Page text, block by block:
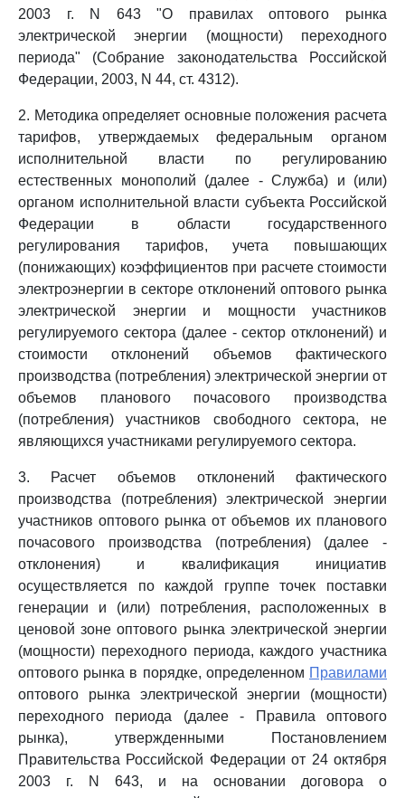
2003 г. N 643 "О правилах оптового рынка
электрической энергии (мощности) переходного
периода" (Собрание законодательства Российской
Федерации, 2003, N 44, ст. 4312).
2. Методика определяет основные положения расчета
тарифов, утверждаемых федеральным органом
исполнительной власти по регулированию
естественных монополий (далее - Служба) и (или)
органом исполнительной власти субъекта Российской
Федерации в области государственного
регулирования тарифов, учета повышающих
(понижающих) коэффициентов при расчете стоимости
электроэнергии в секторе отклонений оптового рынка
электрической энергии и мощности участников
регулируемого сектора (далее - сектор отклонений) и
стоимости отклонений объемов фактического
производства (потребления) электрической энергии от
объемов планового почасового производства
(потребления) участников свободного сектора, не
являющихся участниками регулируемого сектора.
3. Расчет объемов отклонений фактического
производства (потребления) электрической энергии
участников оптового рынка от объемов их планового
почасового производства (потребления) (далее -
отклонения) и квалификация инициатив
осуществляется по каждой группе точек поставки
генерации и (или) потребления, расположенных в
ценовой зоне оптового рынка электрической энергии
(мощности) переходного периода, каждого участника
оптового рынка в порядке, определенном Правилами
оптового рынка электрической энергии (мощности)
переходного периода (далее - Правила оптового
рынка), утвержденными Постановлением
Правительства Российской Федерации от 24 октября
2003 г. N 643, и на основании договора о